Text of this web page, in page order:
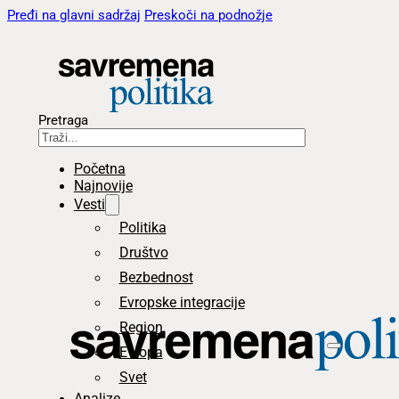
Pređi na glavni sadržaj Preskoči na podnožje
Pretraga
Početna
Najnovije
Vesti
Politika
Društvo
Bezbednost
Evropske integracije
Region
Evropa
Svet